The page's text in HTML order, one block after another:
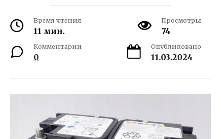
Время чтения
11 мин.
Просмотры
74
Комментарии
0
Опубликовано
11.03.2024